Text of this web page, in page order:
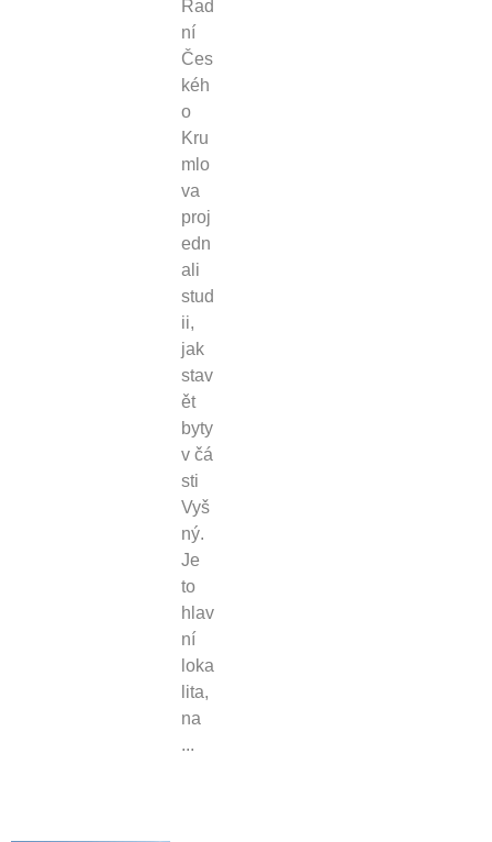
Rad
ní
Čes
kéh
o
Kru
mlo
va
proj
edn
ali
stud
ii,
jak
stav
ět
byty
v čá
sti
Vyš
ný.
Je
to
hlav
ní
loka
lita,
na
...